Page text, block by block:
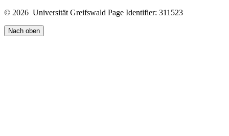
© 2026 Universität Greifswald Page Identifier: 311523
Nach oben